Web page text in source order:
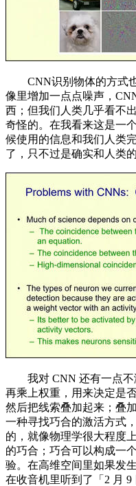
CNN识别物体的方式也
像里增加一点点噪声，
西；但我们人类几乎看不
奇怪的。在我看来这是一
候使用的信息和我们人类
了，只不过是确实和人类
我对 CNN 还有一点不
再乘上权重，用来决定是
然后把线索叠加起来；叠
一种寻找巧合的激活方式
的，就像物理学很大程度
的巧合；巧合可以构成一
验。在高维空间里如果发
在收音机里听到了「2 月